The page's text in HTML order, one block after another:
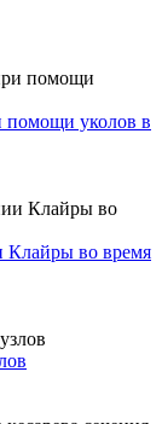
помощи уколов в
Клайры во время